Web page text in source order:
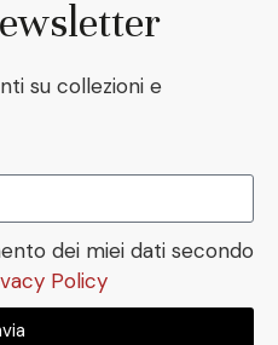
su collezioni e
dei miei dati secondo
Policy